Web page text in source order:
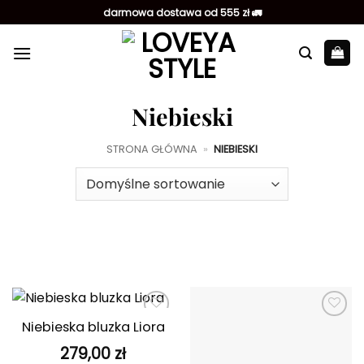
do
zawartości
darmowa dostawa od 555 zł 🚛
Niebieski
STRONA GŁÓWNA » NIEBIESKI
Dodaj do
Niebieska bluzka Liora
279,00 zł